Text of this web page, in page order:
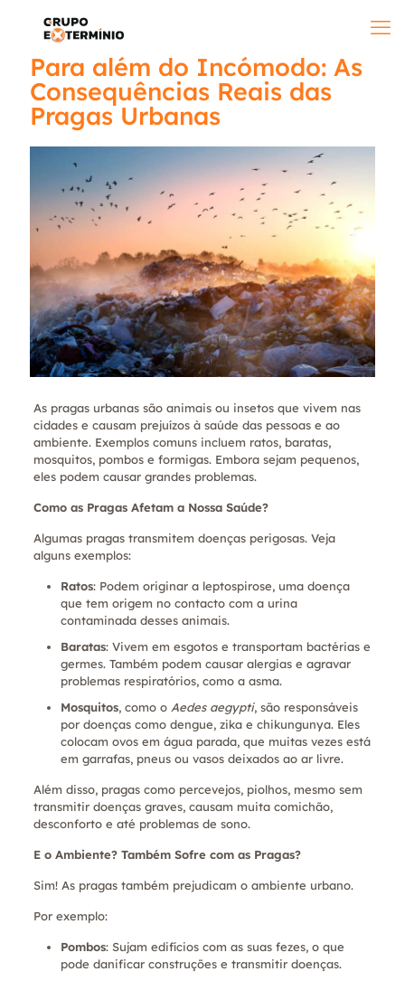
Para além do Incómodo: As
Consequências Reais das
Pragas Urbanas
As pragas urbanas são animais ou insetos que vivem nas
cidades e causam prejuízos à saúde das pessoas e ao
ambiente. Exemplos comuns incluem ratos, baratas,
mosquitos, pombos e formigas. Embora sejam pequenos,
eles podem causar grandes problemas.
Como as Pragas Afetam a Nossa Saúde?
Algumas pragas transmitem doenças perigosas. Veja
alguns exemplos:
Ratos: Podem originar a leptospirose, uma doença
que tem origem no contacto com a urina
contaminada desses animais.
Baratas: Vivem em esgotos e transportam bactérias e
germes. Também podem causar alergias e agravar
problemas respiratórios, como a asma.
Mosquitos, como o Aedes aegypti, são responsáveis
por doenças como dengue, zika e chikungunya. Eles
colocam ovos em água parada, que muitas vezes está
em garrafas, pneus ou vasos deixados ao ar livre.
Além disso, pragas como percevejos, piolhos, mesmo sem
transmitir doenças graves, causam muita comichão,
desconforto e até problemas de sono.
E o Ambiente? Também Sofre com as Pragas?
Sim! As pragas também prejudicam o ambiente urbano.
Por exemplo:
Pombos: Sujam edifícios com as suas fezes, o que
pode danificar construções e transmitir doenças.